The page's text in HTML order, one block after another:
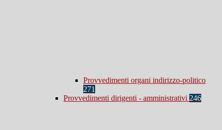
Provvedimenti organi indirizzo-politico
271
Provvedimenti dirigenti - amministrativi 246